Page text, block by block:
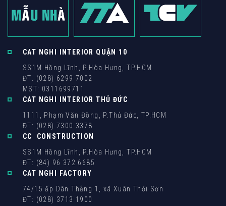
CAT NGHI INTERIOR QUẬN 10
SS1M Hồng Lĩnh, P.Hòa Hưng, TP.HCM
ĐT: (028) 6299 7002
MST: 0311699711
CAT NGHI INTERIOR THỦ ĐỨC
1111, Phạm Văn Đồng, P.Thủ Đức, TP.HCM
ĐT: (028) 7300 3378
CC CONSTRUCTION
SS1M Hồng Lĩnh, P.Hòa Hưng, TP.HCM
ĐT: (84) 96 372 6685
CAT NGHI FACTORY
74/15 ấp Dân Thắng 1, xã Xuân Thới Sơn
ĐT: (028) 3713 1900